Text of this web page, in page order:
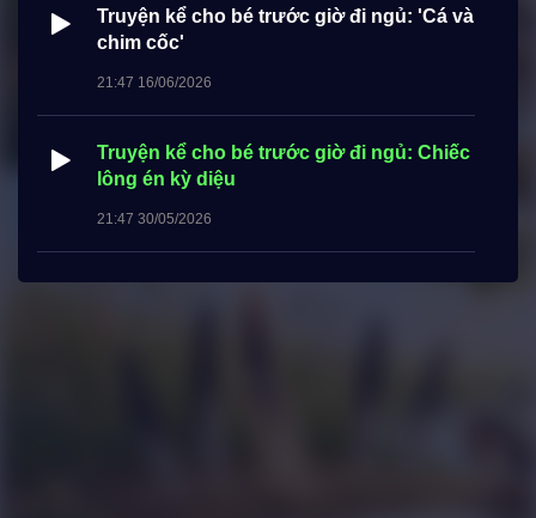
Truyện kể cho bé trước giờ đi ngủ: 'Cá và
chim cốc'
21:47 16/06/2026
Truyện kể cho bé trước giờ đi ngủ: Chiếc
lông én kỳ diệu
21:47 30/05/2026